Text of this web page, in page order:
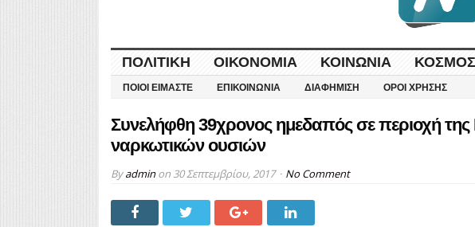
ΠΟΛΙΤΙΚΉ ΟΙΚΟΝΟΜΊΑ ΚΟΙΝΩΝΊΑ ΚΌΣΜΟΣ
ΠΟΙΟΙ ΕΊΜΑΣΤΕ ΕΠΙΚΟΙΝΩΝΊΑ ΔΙΑΦΉΜΙΣΗ ΌΡΟΙ ΧΡΉΣΗΣ
Συνελήφθη 39χρονος ημεδαπός σε περιοχή της
ναρκωτικών ουσιών
Byadminon 30 Σεπτεμβρίου, 2017 No Comment